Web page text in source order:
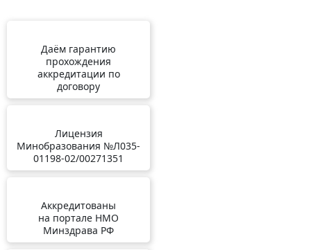
Даём гарантию
прохождения
аккредитации по
договору
Лицензия
Минобразования №Л035-
01198-02/00271351
Аккредитованы
на портале НМО
Минздрава РФ